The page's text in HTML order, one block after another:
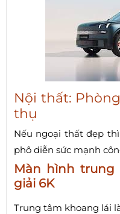
Nội thất:
thụ
Nếu ngoại thất đẹp
phô diễn sức mạnh
Màn hình
giải 6K
Trung tâm khoang lái